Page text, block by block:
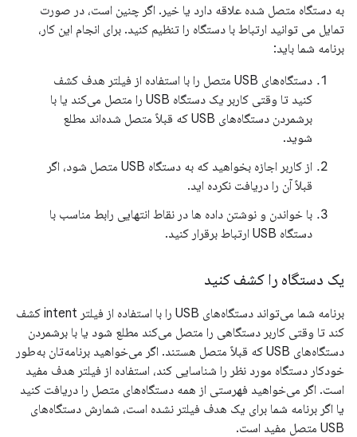
به دستگاه متصل شده علاقه دارد یا خیر. اگر چنین است، در صورت
تمایل می توانید ارتباط با دستگاه را تنظیم کنید. برای انجام این کار،
برنامه شما باید:
دستگاه‌های USB متصل را با استفاده از فیلتر هدف کشف
کنید تا وقتی کاربر یک دستگاه USB را متصل می‌کند یا با
برشمردن دستگاه‌های USB که قبلاً متصل شده‌اند مطلع
شوید.
از کاربر اجازه بخواهید که به دستگاه USB متصل شود، اگر
قبلاً آن را دریافت نکرده اید.
با خواندن و نوشتن داده ها در نقاط انتهایی رابط مناسب با
دستگاه USB ارتباط برقرار کنید.
یک دستگاه را کشف کنید
برنامه شما می‌تواند دستگاه‌های USB را با استفاده از فیلتر intent کشف
کند تا وقتی کاربر دستگاهی را متصل می‌کند مطلع شود یا با برشمردن
دستگاه‌های USB که قبلاً متصل هستند. اگر می‌خواهید برنامه‌تان به‌طور
خودکار دستگاه مورد نظر را شناسایی کند، استفاده از فیلتر هدف مفید
است. اگر می‌خواهید فهرستی از همه دستگاه‌های متصل را دریافت کنید
یا اگر برنامه شما برای یک هدف فیلتر نشده است، شمارش دستگاه‌های
USB متصل مفید است.